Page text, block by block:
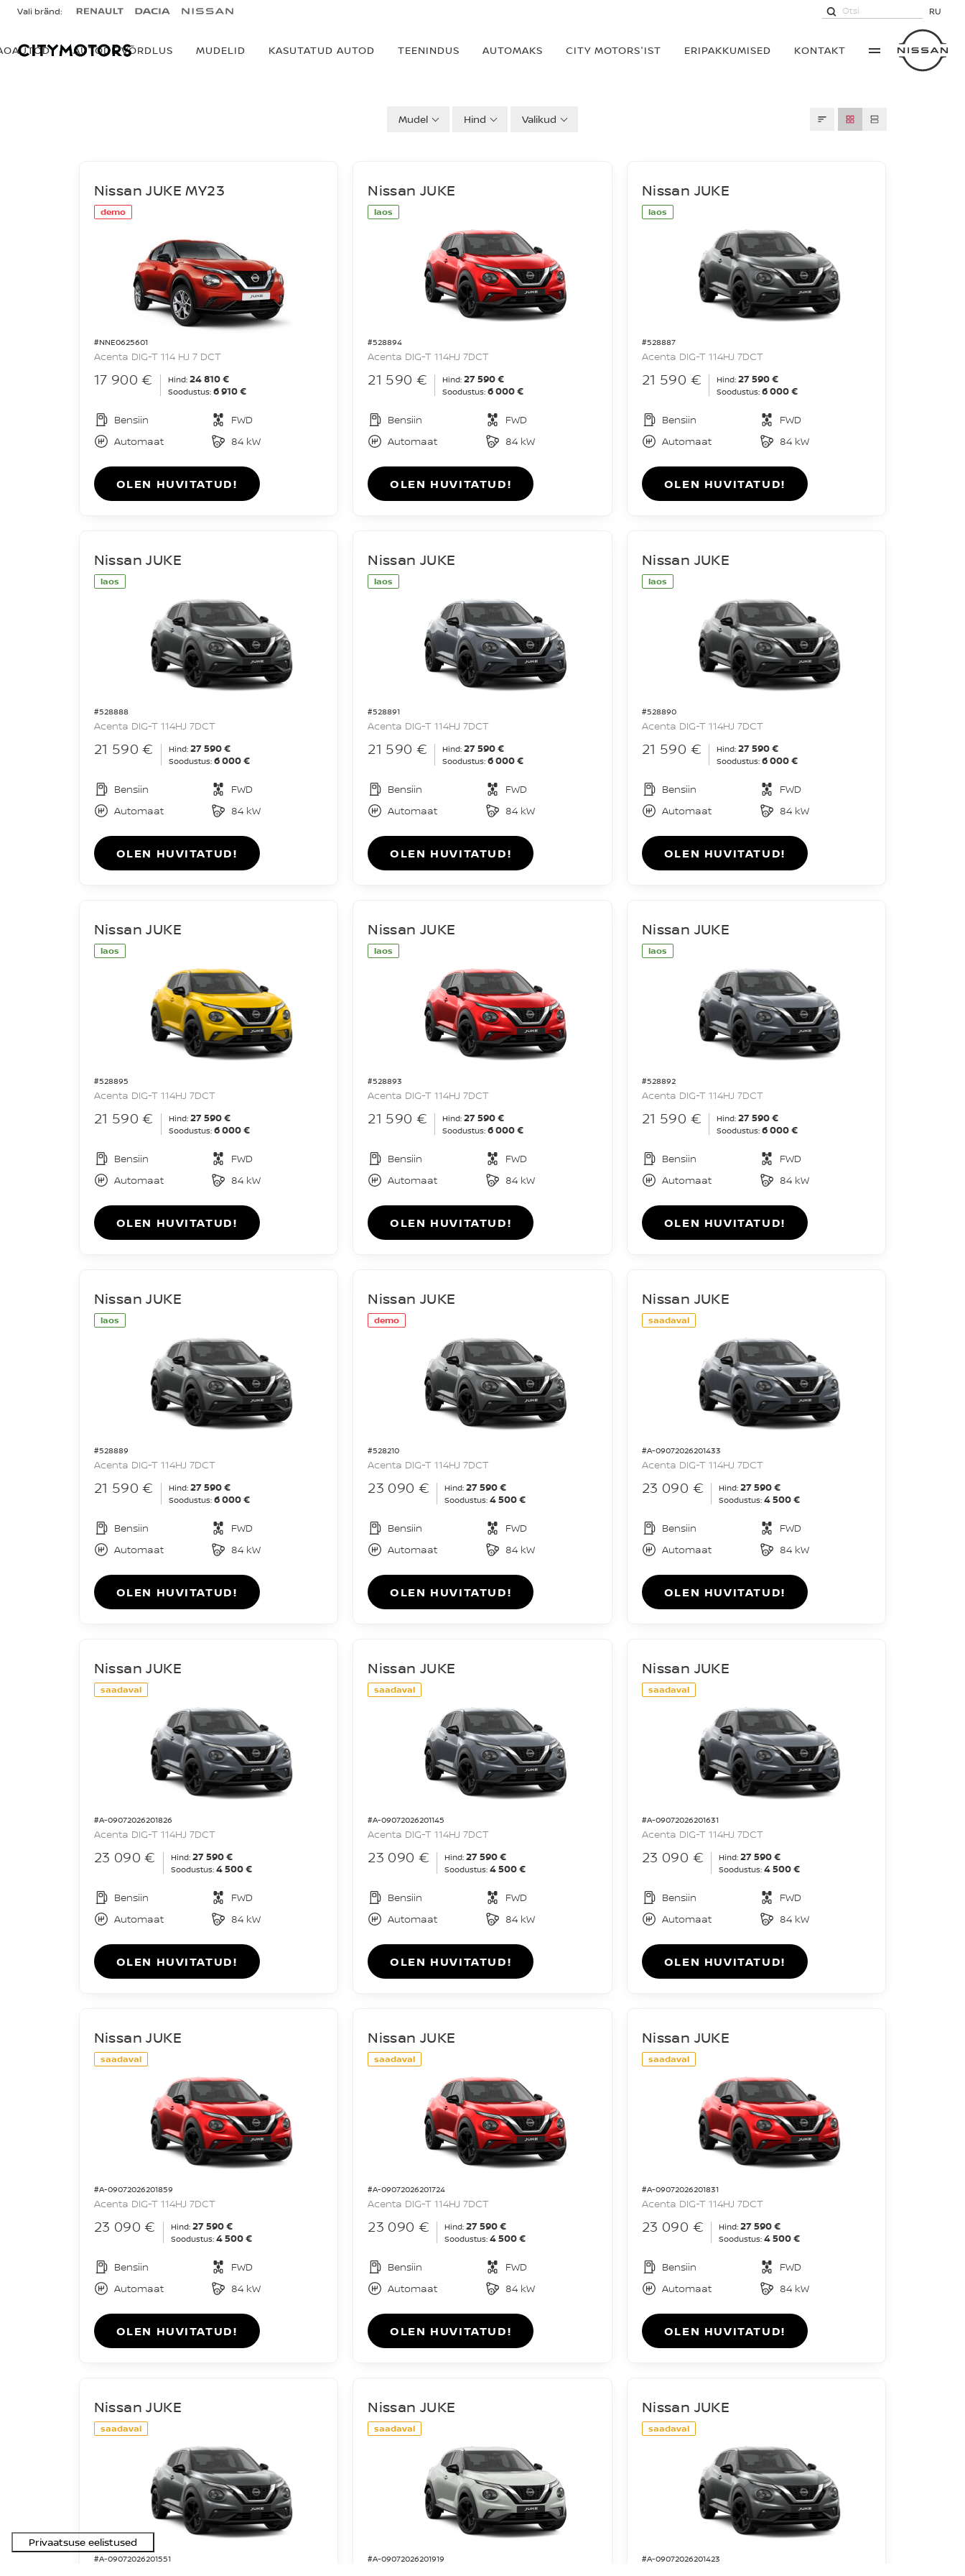
Vali bränd:
AUTODE VÕRDLUS MUDELID KASUTATUD AUTOD TEENINDUS AUTOMAKS CITY MOTORS'IST ERIPAKKUMISED KONTAKT
RU
Mudel Hind Valikud
demo
#NNE0625601
Nissan JUKE MY23
Acenta DIG-T 114 HJ 7 DCT
17 900 € Hind: 24 810 €
Soodustus: 6 910 €
Bensiin
FWD
Automaat
84 kW
OLEN HUVITATUD!
laos
#528894
Nissan JUKE
Acenta DIG-T 114HJ 7DCT
21 590 € Hind: 27 590 €
Soodustus: 6 000 €
Bensiin
FWD
Automaat
84 kW
OLEN HUVITATUD!
laos
#528887
Nissan JUKE
Acenta DIG-T 114HJ 7DCT
21 590 € Hind: 27 590 €
Soodustus: 6 000 €
Bensiin
FWD
Automaat
84 kW
OLEN HUVITATUD!
laos
#528888
Nissan JUKE
Acenta DIG-T 114HJ 7DCT
21 590 € Hind: 27 590 €
Soodustus: 6 000 €
Bensiin
FWD
Automaat
84 kW
OLEN HUVITATUD!
laos
#528891
Nissan JUKE
Acenta DIG-T 114HJ 7DCT
21 590 € Hind: 27 590 €
Soodustus: 6 000 €
Bensiin
FWD
Automaat
84 kW
OLEN HUVITATUD!
laos
#528890
Nissan JUKE
Acenta DIG-T 114HJ 7DCT
21 590 € Hind: 27 590 €
Soodustus: 6 000 €
Bensiin
FWD
Automaat
84 kW
OLEN HUVITATUD!
laos
#528895
Nissan JUKE
Acenta DIG-T 114HJ 7DCT
21 590 € Hind: 27 590 €
Soodustus: 6 000 €
Bensiin
FWD
Automaat
84 kW
OLEN HUVITATUD!
laos
#528893
Nissan JUKE
Acenta DIG-T 114HJ 7DCT
21 590 € Hind: 27 590 €
Soodustus: 6 000 €
Bensiin
FWD
Automaat
84 kW
OLEN HUVITATUD!
laos
#528892
Nissan JUKE
Acenta DIG-T 114HJ 7DCT
21 590 € Hind: 27 590 €
Soodustus: 6 000 €
Bensiin
FWD
Automaat
84 kW
OLEN HUVITATUD!
laos
#528889
Nissan JUKE
Acenta DIG-T 114HJ 7DCT
21 590 € Hind: 27 590 €
Soodustus: 6 000 €
Bensiin
FWD
Automaat
84 kW
OLEN HUVITATUD!
demo
#528210
Nissan JUKE
Acenta DIG-T 114HJ 7DCT
23 090 € Hind: 27 590 €
Soodustus: 4 500 €
Bensiin
FWD
Automaat
84 kW
OLEN HUVITATUD!
saadaval
#A-09072026201433
Nissan JUKE
Acenta DIG-T 114HJ 7DCT
23 090 € Hind: 27 590 €
Soodustus: 4 500 €
Bensiin
FWD
Automaat
84 kW
OLEN HUVITATUD!
saadaval
#A-09072026201826
Nissan JUKE
Acenta DIG-T 114HJ 7DCT
23 090 € Hind: 27 590 €
Soodustus: 4 500 €
Bensiin
FWD
Automaat
84 kW
OLEN HUVITATUD!
saadaval
#A-09072026201145
Nissan JUKE
Acenta DIG-T 114HJ 7DCT
23 090 € Hind: 27 590 €
Soodustus: 4 500 €
Bensiin
FWD
Automaat
84 kW
OLEN HUVITATUD!
saadaval
#A-09072026201631
Nissan JUKE
Acenta DIG-T 114HJ 7DCT
23 090 € Hind: 27 590 €
Soodustus: 4 500 €
Bensiin
FWD
Automaat
84 kW
OLEN HUVITATUD!
saadaval
#A-09072026201859
Nissan JUKE
Acenta DIG-T 114HJ 7DCT
23 090 € Hind: 27 590 €
Soodustus: 4 500 €
Bensiin
FWD
Automaat
84 kW
OLEN HUVITATUD!
saadaval
#A-09072026201724
Nissan JUKE
Acenta DIG-T 114HJ 7DCT
23 090 € Hind: 27 590 €
Soodustus: 4 500 €
Bensiin
FWD
Automaat
84 kW
OLEN HUVITATUD!
saadaval
#A-09072026201831
Nissan JUKE
Acenta DIG-T 114HJ 7DCT
23 090 € Hind: 27 590 €
Soodustus: 4 500 €
Bensiin
FWD
Automaat
84 kW
OLEN HUVITATUD!
saadaval
#A-09072026201551
Nissan JUKE
saadaval
#A-09072026201919
Nissan JUKE
saadaval
#A-09072026201423
Nissan JUKE